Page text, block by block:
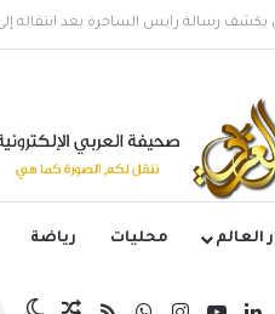
ليونيل ميسي عن عمر 68 عاماً
العالم محليات رياضة